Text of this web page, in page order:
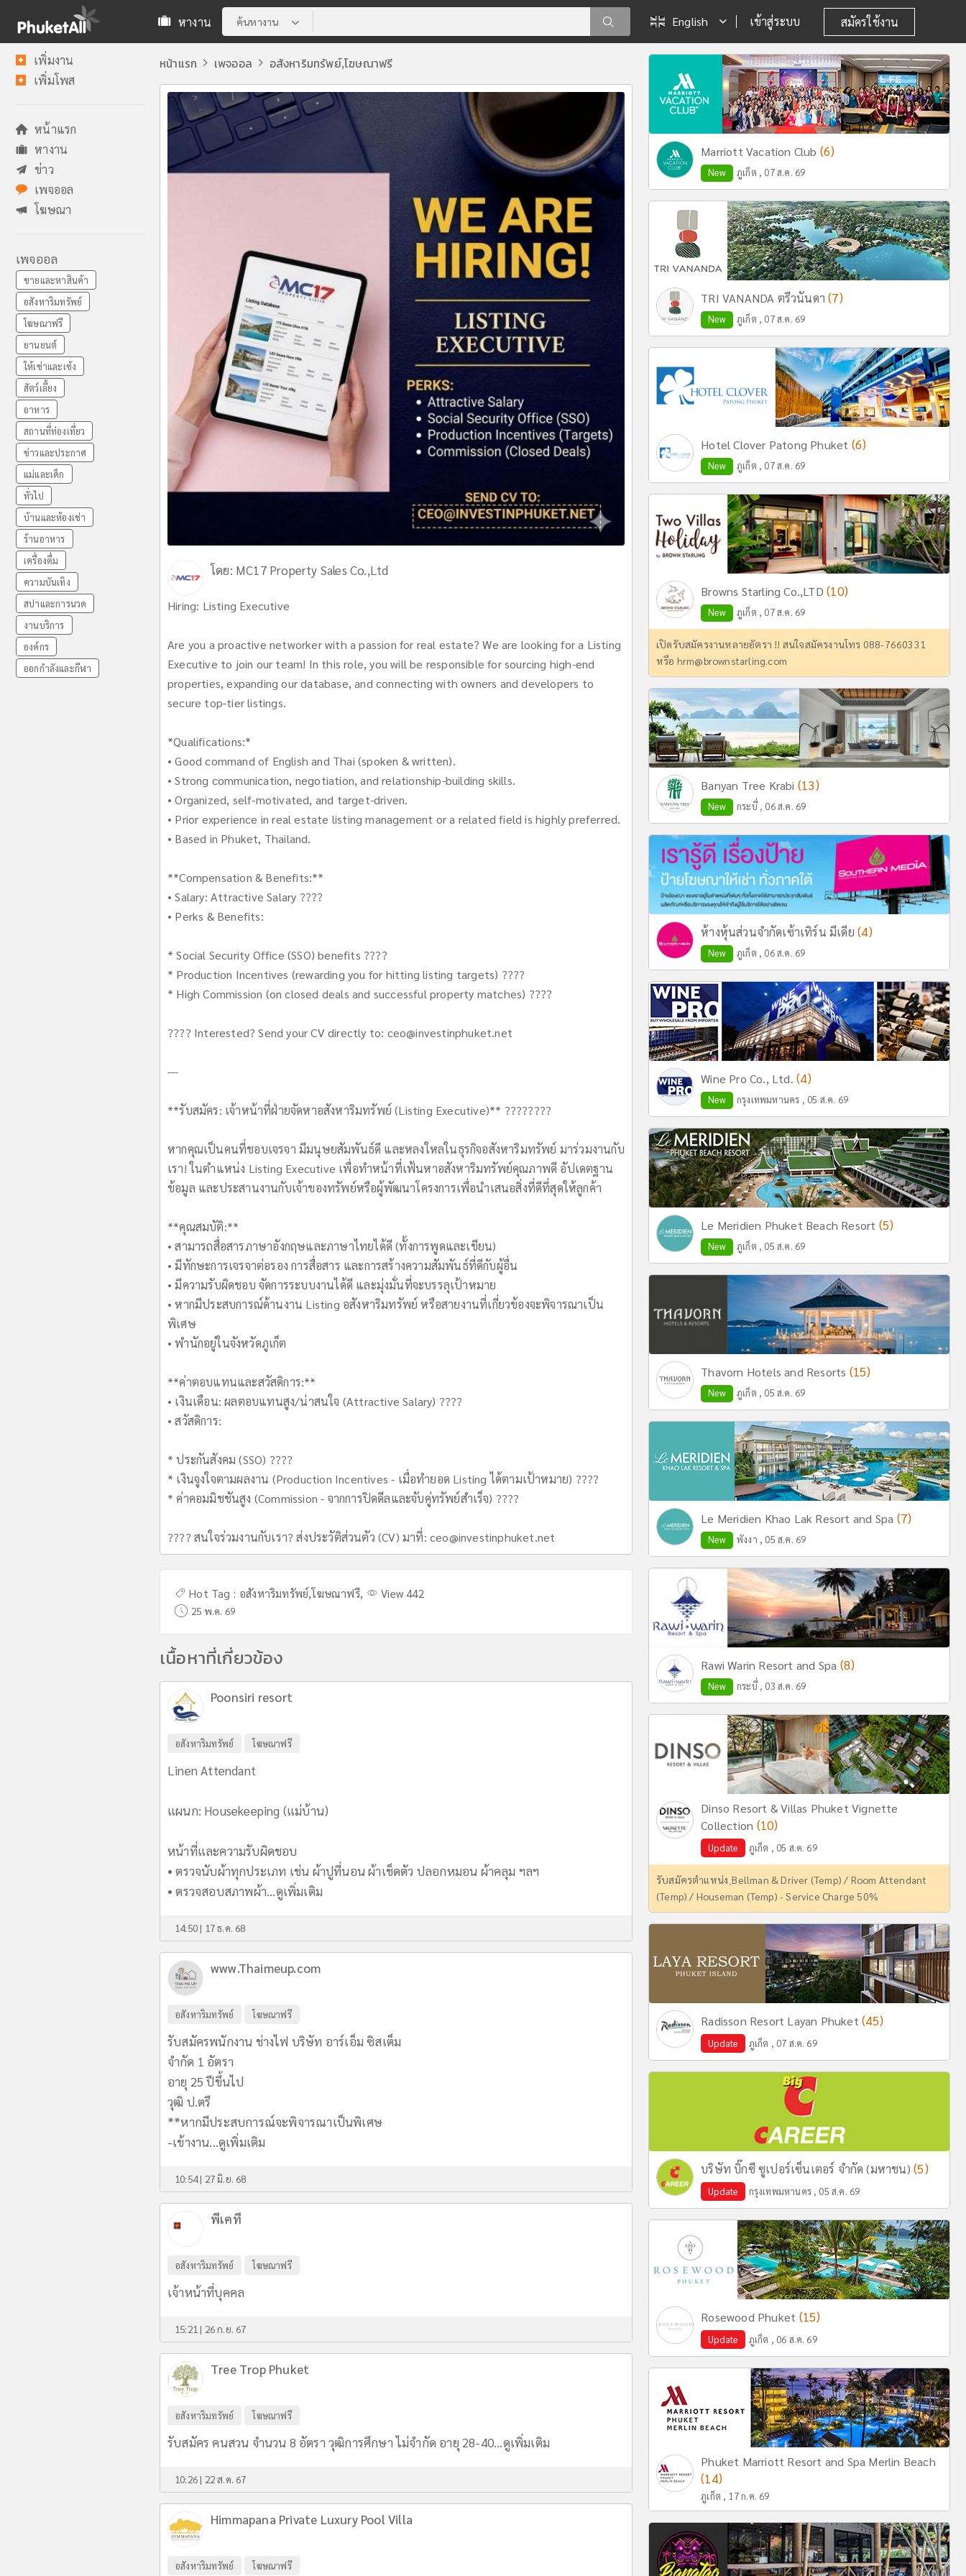
หางาน ค้นหางาน English เข้าสู่ระบบ สมัครใช้งาน
เพิ่มงาน
เพิ่มโพส
หน้าแรก
หางาน
ข่าว
เพจออล
โฆษณา
เพจออล
ขายและหาสินค้า
อสังหาริมทรัพย์
โฆษณาฟรี
ยานยนต์
ให้เช่าและเซ้ง
สัตว์เลี้ยง
อาหาร
สถานที่ท่องเที่ยว
ข่าวและประกาศ
แม่และเด็ก
ทั่วไป
บ้านและห้องเช่า
ร้านอาหาร
เครื่องดื่ม
ความบันเทิง
สปาและการนวด
งานบริการ
องค์กร
ออกกำลังและกีฬา
หน้าแรก เพจออล อสังหาริมทรัพย์,โฆษณาฟรี
โดย: MC17 Property Sales Co.,Ltd
Hiring: Listing Executive
Are you a proactive networker with a passion for real estate? We are looking for a Listing
Executive to join our team! In this role, you will be responsible for sourcing high-end
properties, expanding our database, and connecting with owners and developers to
secure top-tier listings.
*Qualifications:*
• Good command of English and Thai (spoken & written).
• Strong communication, negotiation, and relationship-building skills.
• Organized, self-motivated, and target-driven.
• Prior experience in real estate listing management or a related field is highly preferred.
• Based in Phuket, Thailand.
**Compensation & Benefits:**
• Salary: Attractive Salary ????
• Perks & Benefits:
* Social Security Office (SSO) benefits ????
* Production Incentives (rewarding you for hitting listing targets) ????
* High Commission (on closed deals and successful property matches) ????
???? Interested? Send your CV directly to: ceo@investinphuket.net
---
**รับสมัคร: เจ้าหน้าที่ฝ่ายจัดหาอสังหาริมทรัพย์ (Listing Executive)** ????????
หากคุณเป็นคนที่ชอบเจรจา มีมนุษยสัมพันธ์ดี และหลงใหลในธุรกิจอสังหาริมทรัพย์ มาร่วมงานกับ
เรา! ในตำแหน่ง Listing Executive เพื่อทำหน้าที่เฟ้นหาอสังหาริมทรัพย์คุณภาพดี อัปเดตฐาน
ข้อมูล และประสานงานกับเจ้าของทรัพย์หรือผู้พัฒนาโครงการเพื่อนำเสนอสิ่งที่ดีที่สุดให้ลูกค้า
**คุณสมบัติ:**
• สามารถสื่อสารภาษาอังกฤษและภาษาไทยได้ดี (ทั้งการพูดและเขียน)
• มีทักษะการเจรจาต่อรอง การสื่อสาร และการสร้างความสัมพันธ์ที่ดีกับผู้อื่น
• มีความรับผิดชอบ จัดการระบบงานได้ดี และมุ่งมั่นที่จะบรรลุเป้าหมาย
• หากมีประสบการณ์ด้านงาน Listing อสังหาริมทรัพย์ หรือสายงานที่เกี่ยวข้องจะพิจารณาเป็น
พิเศษ
• พำนักอยู่ในจังหวัดภูเก็ต
**ค่าตอบแทนและสวัสดิการ:**
• เงินเดือน: ผลตอบแทนสูง/น่าสนใจ (Attractive Salary) ????
• สวัสดิการ:
* ประกันสังคม (SSO) ????
* เงินจูงใจตามผลงาน (Production Incentives - เมื่อทำยอด Listing ได้ตามเป้าหมาย) ????
* ค่าคอมมิชชันสูง (Commission - จากการปิดดีลและจับคู่ทรัพย์สำเร็จ) ????
???? สนใจร่วมงานกับเรา? ส่งประวัติส่วนตัว (CV) มาที่: ceo@investinphuket.net
Hot Tag : อสังหาริมทรัพย์,โฆษณาฟรี, View 442
25 พ.ค. 69
เนื้อหาที่เกี่ยวข้อง
Poonsiri resort
อสังหาริมทรัพย์ โฆษณาฟรี
Linen Attendant
แผนก: Housekeeping (แม่บ้าน)
หน้าที่และความรับผิดชอบ
• ตรวจนับผ้าทุกประเภท เช่น ผ้าปูที่นอน ผ้าเช็ดตัว ปลอกหมอน ผ้าคลุม ฯลฯ
• ตรวจสอบสภาพผ้า...ดูเพิ่มเติม
14:50 | 17 ธ.ค. 68
www.Thaimeup.com
อสังหาริมทรัพย์ โฆษณาฟรี
รับสมัครพนักงาน ช่างไฟ บริษัท อาร์เอ็ม ซิสเต็ม
จำกัด 1 อัตรา
อายุ 25 ปีขึ้นไป
วุฒิ ป.ตรี
**หากมีประสบการณ์จะพิจารณาเป็นพิเศษ
-เข้างาน...ดูเพิ่มเติม
10:54 | 27 มิ.ย. 68
พีเคที
อสังหาริมทรัพย์ โฆษณาฟรี
เจ้าหน้าที่บุคคล
15:21 | 26 ก.ย. 67
Tree Trop Phuket
อสังหาริมทรัพย์ โฆษณาฟรี
รับสมัคร คนสวน จำนวน 8 อัตรา วุฒิการศึกษา ไม่จำกัด อายุ 28-40...ดูเพิ่มเติม
10:26 | 22 ส.ค. 67
Himmapana Private Luxury Pool Villa
อสังหาริมทรัพย์ โฆษณาฟรี
Marriott Vacation Club (6)
New ภูเก็ต , 07 ส.ค. 69
TRI VANANDA ตรีวนันดา(7)
New ภูเก็ต , 07 ส.ค. 69
Hotel Clover Patong Phuket (6)
New ภูเก็ต , 07 ส.ค. 69
Browns Starling Co.,LTD(10)
New ภูเก็ต , 07 ส.ค. 69
เปิดรับสมัครงานหลายอัตรา !! สนใจสมัครงานโทร 088-7660331
หรือ hrm@brownstarling.com
Banyan Tree Krabi (13)
New กระบี่ , 06 ส.ค. 69
ห้างหุ้นส่วนจำกัดเซ้าเทิร์น มีเดีย(4)
New ภูเก็ต , 06 ส.ค. 69
Wine Pro Co., Ltd.(4)
New กรุงเทพมหานคร , 05 ส.ค. 69
Le Meridien Phuket Beach Resort (5)
New ภูเก็ต , 05 ส.ค. 69
Thavorn Hotels and Resorts (15)
New ภูเก็ต , 05 ส.ค. 69
Le Meridien Khao Lak Resort and Spa (7)
New พังงา , 05 ส.ค. 69
Rawi Warin Resort and Spa (8)
New กระบี่ , 03 ส.ค. 69
Dinso Resort & Villas Phuket Vignette
Collection (10)
Update ภูเก็ต , 05 ส.ค. 69
รับสมัครตำแหน่ง ฺBellman & Driver (Temp) / Room Attendant
(Temp) / Houseman (Temp) - Service Charge 50%
Radisson Resort Layan Phuket(45)
Update ภูเก็ต , 07 ส.ค. 69
บริษัท บิ๊กซี ซูเปอร์เซ็นเตอร์ จำกัด (มหาชน)(5)
Update กรุงเทพมหานคร , 05 ส.ค. 69
Rosewood Phuket (15)
Update ภูเก็ต , 06 ส.ค. 69
Phuket Marriott Resort and Spa Merlin Beach
(14)
ภูเก็ต , 17 ก.ค. 69